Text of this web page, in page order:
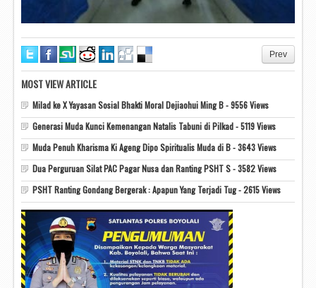
Prev
MOST VIEW ARTICLE
Milad ke X Yayasan Sosial Bhakti Moral Dejiaohui Ming B - 9556 Views
Generasi Muda Kunci Kemenangan Natalis Tabuni di Pilkad - 5119 Views
Muda Penuh Kharisma Ki Ageng Dipo Spiritualis Muda di B - 3643 Views
Dua Perguruan Silat PAC Pagar Nusa dan Ranting PSHT S - 3582 Views
PSHT Ranting Gondang Bergerak : Apapun Yang Terjadi Tug - 2615 Views